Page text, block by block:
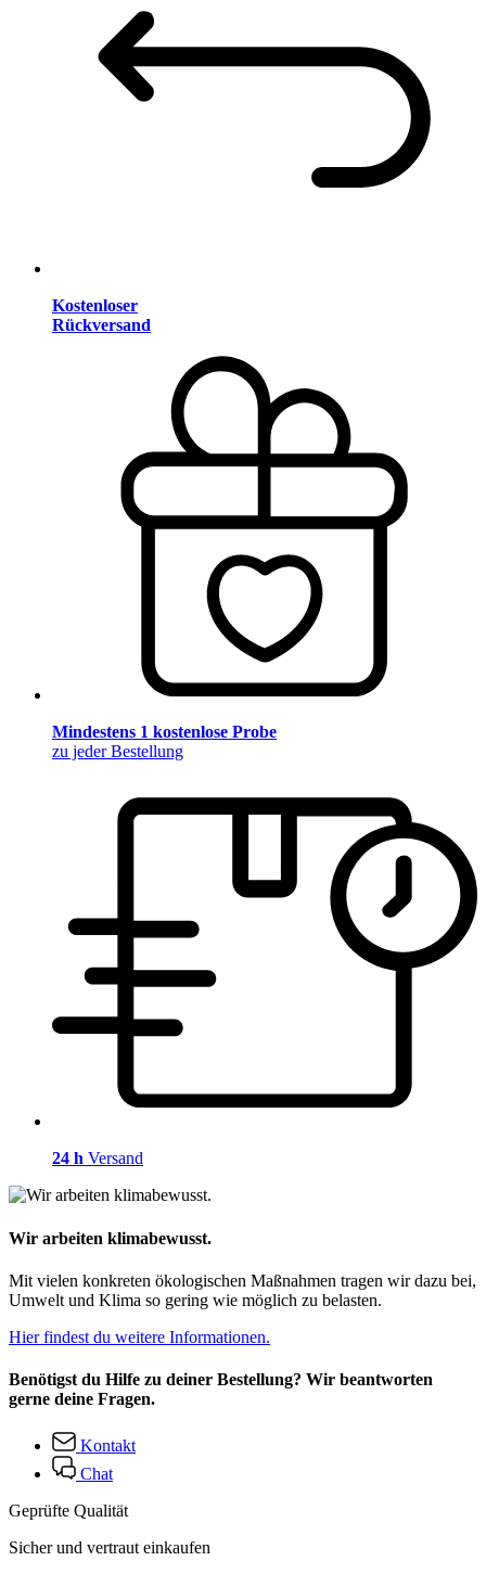
Kostenloser
Rückversand
Mindestens 1 kostenlose Probe
zu jeder Bestellung
24 h Versand
Wir arbeiten klimabewusst.
Mit vielen konkreten ökologischen Maßnahmen tragen wir dazu bei,
Umwelt und Klima so gering wie möglich zu belasten.
Hier findest du weitere Informationen.
Benötigst du Hilfe zu deiner Bestellung? Wir beantworten
gerne deine Fragen.
Kontakt
Chat
Geprüfte Qualität
Sicher und vertraut einkaufen